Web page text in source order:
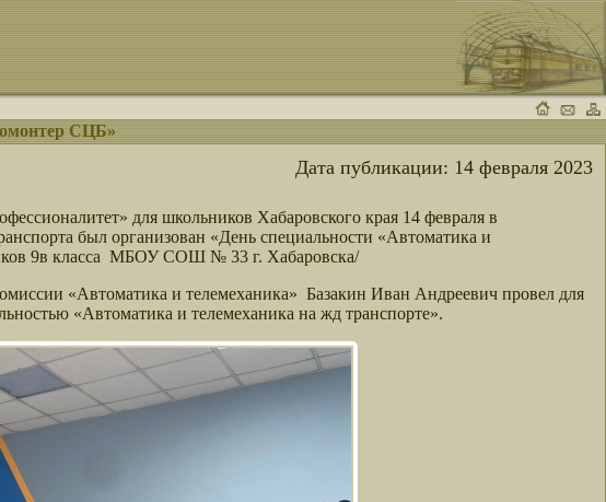
СЦБ»
Дата публикации: 14 февраля 2023
для школьников Хабаровского края 14 февраля в
был организован «День специальности «Автоматика и
9в класса МБОУ СОШ № 33 г. Хабаровска/
«Автоматика и телемеханика» Базакин Иван Андреевич провел для
«Автоматика и телемеханика на жд транспорте».